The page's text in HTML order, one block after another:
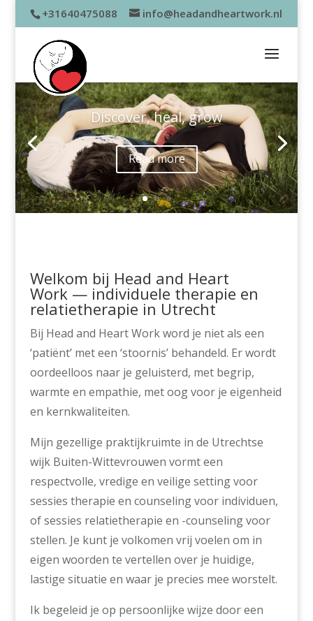
+31640475088 info@headandheartwork.nl
Discover, heal, grow
Read more
Welkom bij Head and Heart
Work — individuele therapie en
relatietherapie in Utrecht
Bij Head and Heart Work word je niet als een
‘patiënt’ met een ‘stoornis’ behandeld. Er wordt
oordeelloos naar je geluisterd, met begrip,
warmte en empathie, met oog voor je eigenheid
en kernkwaliteiten.
Mijn gezellige praktijkruimte in de Utrechtse
wijk Buiten-Wittevrouwen vormt een
respectvolle, vredige en veilige setting voor
sessies therapie en counseling voor individuen,
of sessies relatietherapie en -counseling voor
stellen. Je kunt je volkomen vrij voelen om in
eigen woorden te vertellen over je huidige,
lastige situatie en waar je precies mee worstelt.
Ik begeleid je op persoonlijke wijze door een